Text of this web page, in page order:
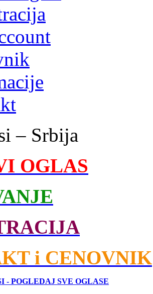
– Srbija
OGLAS
i CENOVNIK
- POGLEDAJ SVE OGLASE